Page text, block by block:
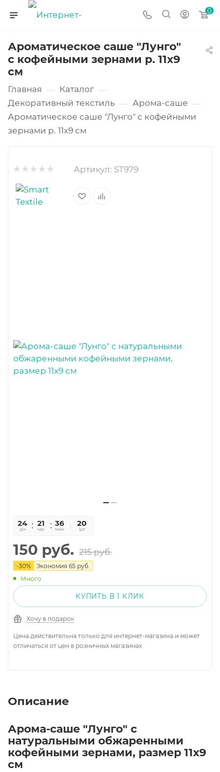
0
Ароматическое саше "Лунго"
с кофейными зернами р. 11х9
см
Главная — Каталог —
Декоративный текстиль — Арома-саше —
Ароматическое саше "Лунго" с кофейными
зернами р. 11х9 см
Артикул: ST979
24
дн
21
час
36
мин
01
сек
20
шт
150 руб. 215руб.
-30% Экономия 65 руб.
Много
КУПИТЬ В 1 КЛИК
Хочу в подарок
Цена действительна только для интернет-магазина и может
отличаться от цен в розничных магазинах
Описание
Арома-саше "Лунго" с
натуральными обжаренными
кофейными зернами, размер 11х9
см